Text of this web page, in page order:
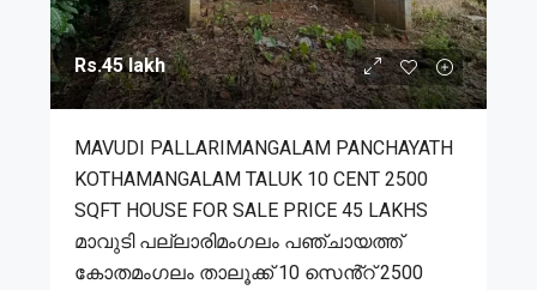
Rs.45 lakh
MAVUDI PALLARIMANGALAM PANCHAYATH
KOTHAMANGALAM TALUK 10 CENT 2500
SQFT HOUSE FOR SALE PRICE 45 LAKHS
മാവുടി പല്ലാരിമംഗലം പഞ്ചായത്ത്
കോതമംഗലം താലൂക്ക് 10 സെൻ്റ് 2500